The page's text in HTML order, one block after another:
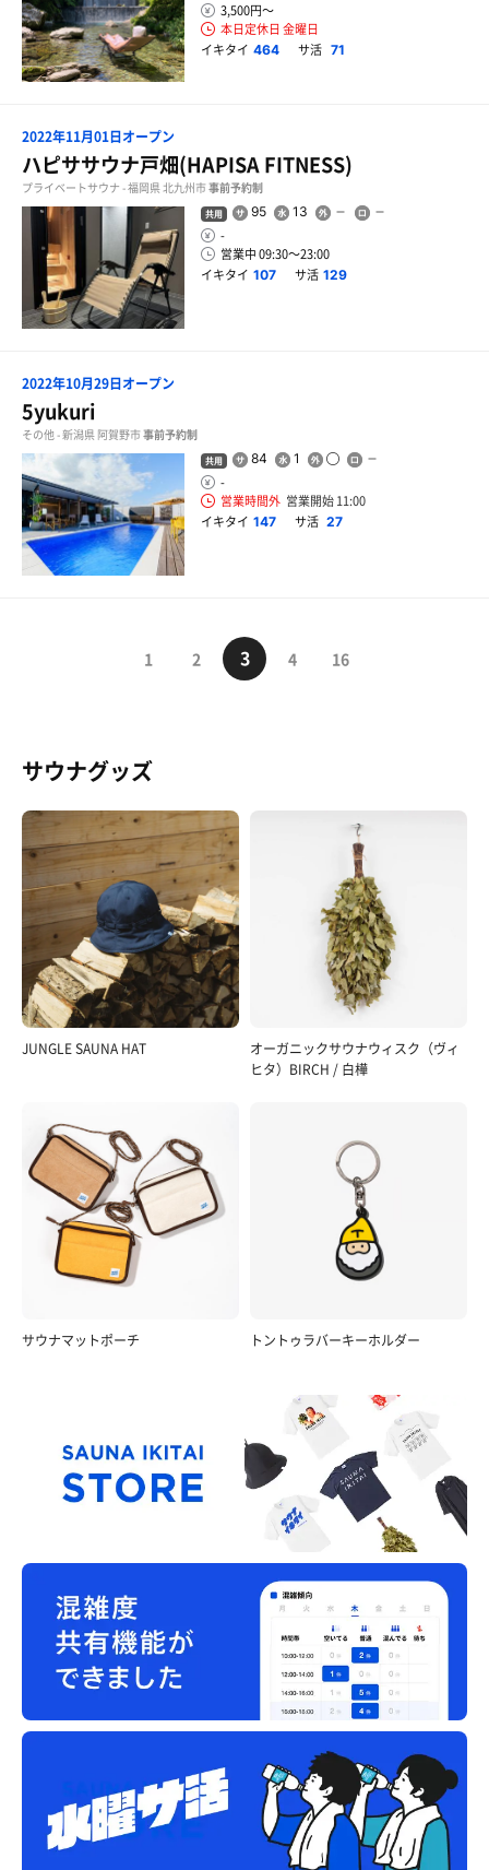
3,500円〜
本日定休日 金曜日
イキタイ 464 サ活 71
2022年11月01日オープン
ハピササウナ戸畑(HAPISA FITNESS)
プライベートサウナ - 福岡県 北九州市事前予約制
共用 95 13
-
営業中 09:30〜23:00
イキタイ 107 サ活 129
2022年10月29日オープン
5yukuri
その他 - 新潟県 阿賀野市事前予約制
共用 84 1
-
営業時間外 営業開始 11:00
イキタイ 147 サ活 27
1 2 3 4 16
サウナグッズ
JUNGLE SAUNA HAT
オーガニックサウナウィスク（ヴィ
ヒタ）BIRCH / 白樺
サウナマットポーチ トントゥラバーキーホルダー